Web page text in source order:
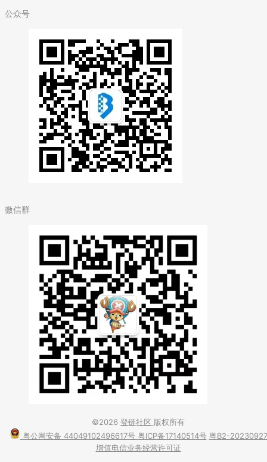
公众号
微信群
©2026 登链社区 版权所有
粤公网安备 44049102496617号 粤ICP备17140514号 粤B2-20230927
增值电信业务经营许可证